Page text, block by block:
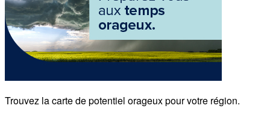
Trouvez la carte de potentiel orageux pour votre région.